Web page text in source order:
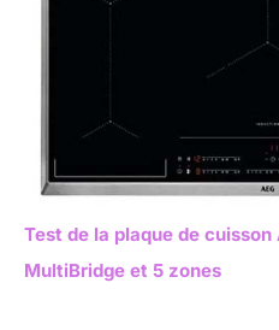
Test de la plaque de cuisson
MultiBridge et 5 zones